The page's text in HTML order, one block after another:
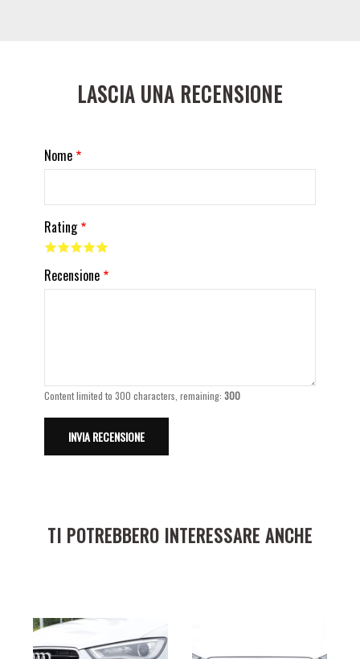
LASCIA UNA RECENSIONE
Nome
Rating
Recensione
Content limited to 300 characters, remaining:300
TI POTREBBERO INTERESSARE ANCHE